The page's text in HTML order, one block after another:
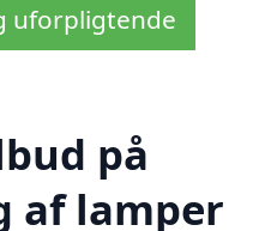
uforpligtende
på
af lamper